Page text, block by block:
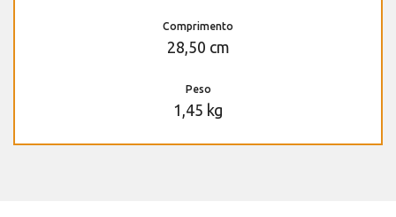
Comprimento
28,50 cm
Peso
1,45 kg